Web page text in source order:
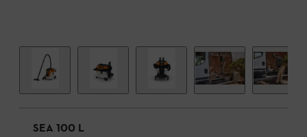
SEA 100 L